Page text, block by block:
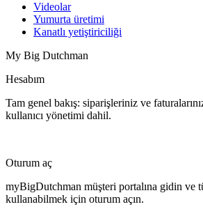
Videolar
Yumurta üretimi
Kanatlı yetiştiriciliği
My Big Dutchman
Hesabım
Tam genel bakış: siparişleriniz ve
kullanıcı yönetimi dahil.
Oturum aç
myBigDutchman müşteri portalına gidin ve
kullanabilmek için oturum açın.